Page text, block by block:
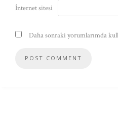
İnternet sitesi
Daha sonraki yorumlarımda